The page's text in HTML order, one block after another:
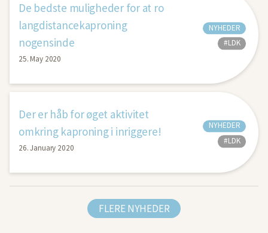
De bedste muligheder for at ro
langdistancekaproning
nogensinde
25. May 2020
NYHEDER
#LDK
Der er håb for øget aktivitet
omkring kaproning i inriggere!
26. January 2020
NYHEDER
#LDK
FLERE NYHEDER